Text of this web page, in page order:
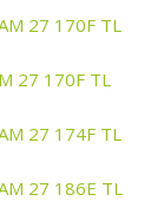
27 170F TL
27 170F TL
27 174F TL
27 186E TL